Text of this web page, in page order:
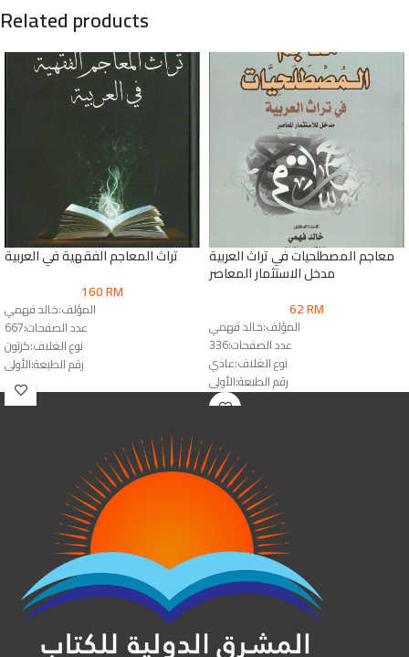
Related products
تراث المعاجم الفقهية في العربية
160RM
المؤلف:خالد فهمي
عدد الصفحات:667
نوع الغلاف:كرتون
رقم الطبعة:الأولى
الناشر:دار المقاصد
معاجم المصطلحيات في تراث العربية
مدخل الاستثمار المعاصر
62RM
المؤلف:خالد فهمي
عدد الصفحات:336
نوع الغلاف:عادي
رقم الطبعة:الأولى
الناشر:دار النشر للجامعات & دار الوفاء